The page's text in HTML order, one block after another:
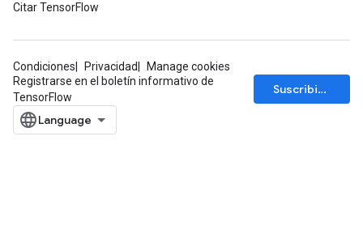
Citar TensorFlow
Condiciones Privacidad
Manage cookies
Registrarse en el boletín informativo de
TensorFlow
Suscribirse